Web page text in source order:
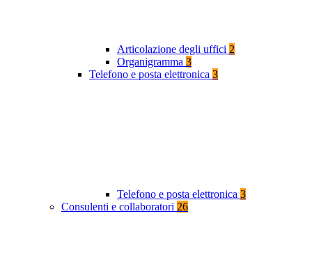
Articolazione degli uffici 2
Organigramma 3
Telefono e posta elettronica 3
Telefono e posta elettronica 3
Consulenti e collaboratori 26